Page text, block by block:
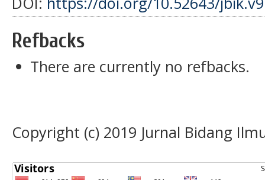
Refbacks
There are currently no refbacks.
Copyright (c) 2019 Jurnal Bidang